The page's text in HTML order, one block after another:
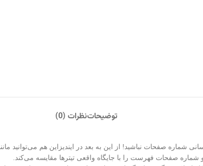
توضیحاتنظرات (0)
صفحات فهرست را با جایگاه واقعی تیترها مقایسه می‌کند.